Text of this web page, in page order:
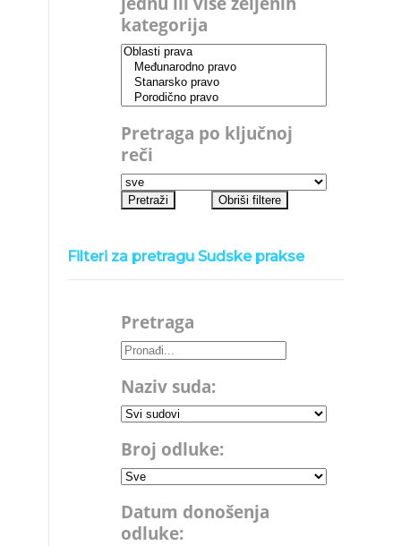
kategorija
Pretraga po ključnoj
reči
Filteri za pretragu Sudske prakse
Pretraga
Naziv suda:
Broj odluke:
Datum donošenja
odluke: